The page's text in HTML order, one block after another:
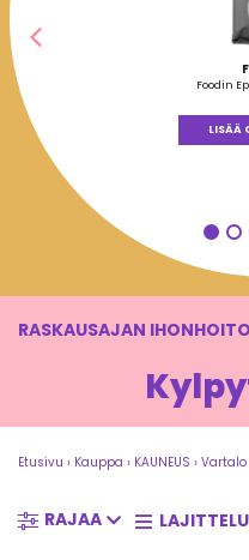
Foodin
LISÄÄ
Edellinen
RASKAUSAJAN IHONHOITO
Etusivu › Kauppa › KAUNEUS › Vartalo
RAJAA